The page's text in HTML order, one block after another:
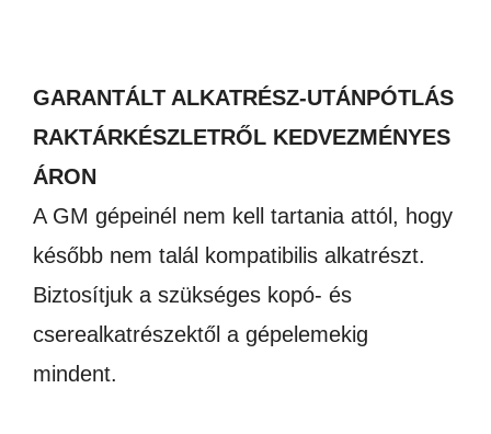
GARANTÁLT ALKATRÉSZ-UTÁNPÓTLÁS
RAKTÁRKÉSZLETRŐL KEDVEZMÉNYES
ÁRON
A GM gépeinél nem kell tartania attól, hogy
később nem talál kompatibilis alkatrészt.
Biztosítjuk a szükséges kopó- és
cserealkatrészektől a gépelemekig
mindent.